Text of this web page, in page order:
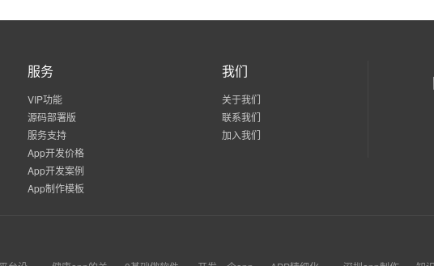
服务
VIP功能
源码部署版
服务支持
App开发价格
App开发案例
App制作模板
我们
关于我们
联系我们
加入我们